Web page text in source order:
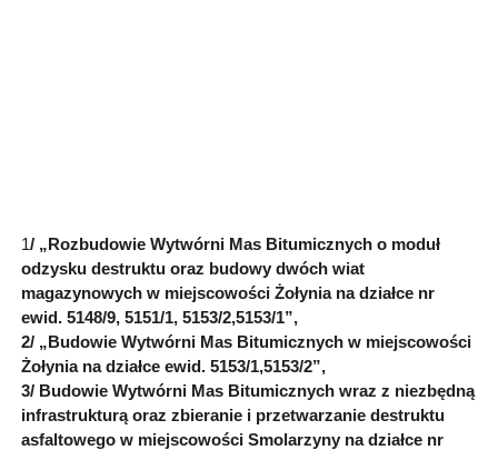
1/ „Rozbudowie Wytwórni Mas Bitumicznych o moduł
odzysku destruktu oraz budowy dwóch wiat
magazynowych w miejscowości Żołynia na działce nr
ewid. 5148/9, 5151/1, 5153/2,5153/1”,
2/ „Budowie Wytwórni Mas Bitumicznych w miejscowości
Żołynia na działce ewid. 5153/1,5153/2”,
3/ Budowie Wytwórni Mas Bitumicznych wraz z niezbędną
infrastrukturą oraz zbieranie i przetwarzanie destruktu
asfaltowego w miejscowości Smolarzyny na działce nr